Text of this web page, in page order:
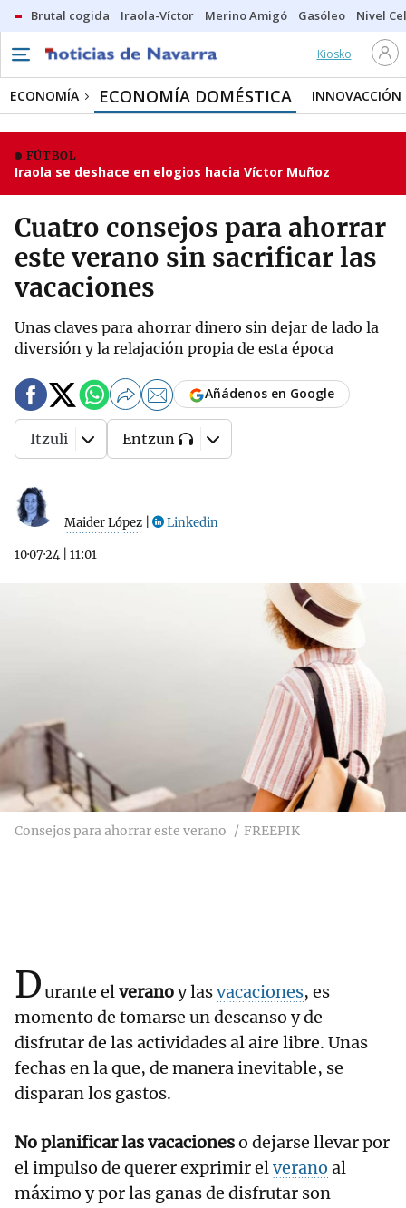
Brutal cogida Iraola-Víctor Merino Amigó Gasóleo Nivel
Kiosko
ECONOMÍA ECONOMÍA DOMÉSTICA INNOVACCIÓN
FÚTBOL
Iraola se deshace en elogios hacia Víctor Muñoz
Cuatro consejos para ahorrar
este verano sin sacrificar las
vacaciones
Unas claves para ahorrar dinero sin dejar de lado la
diversión y la relajación propia de esta época
Maider López Linkedin
10·07·24 11:01
Añádenos en Google
Itzuli Entzun
Consejos para ahorrar este verano FREEPIK
Durante elveranoy lasvacaciones, es
momento de tomarse un descanso y de
disfrutar de las actividades al aire libre. Unas
fechas en la que, de manera inevitable, se
disparan los gastos.
No planificar las vacacioneso dejarse llevar por
el impulso de querer exprimir elverano al
máximo y por las ganas de disfrutar son